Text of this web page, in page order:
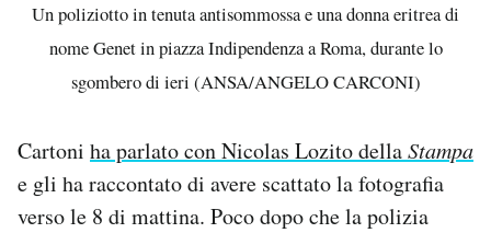
Un poliziotto in tenuta antisommossa e una donna eritrea di
nome Genet in piazza Indipendenza a Roma, durante lo
sgombero di ieri (ANSA/ANGELO CARCONI)
Cartoni ha parlato con Nicolas Lozito dellaStampa
e gli ha raccontato di avere scattato la fotografia
verso le 8 di mattina. Poco dopo che la polizia